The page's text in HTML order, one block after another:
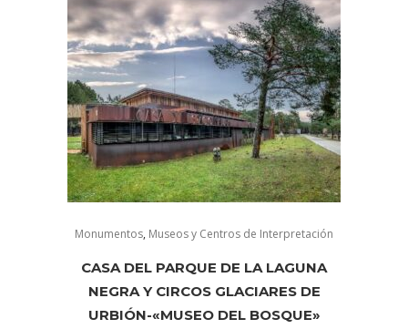
Monumentos, Museos y Centros de Interpretación
CASA DEL PARQUE DE LA LAGUNA
NEGRA Y CIRCOS GLACIARES DE
URBIÓN-«MUSEO DEL BOSQUE»